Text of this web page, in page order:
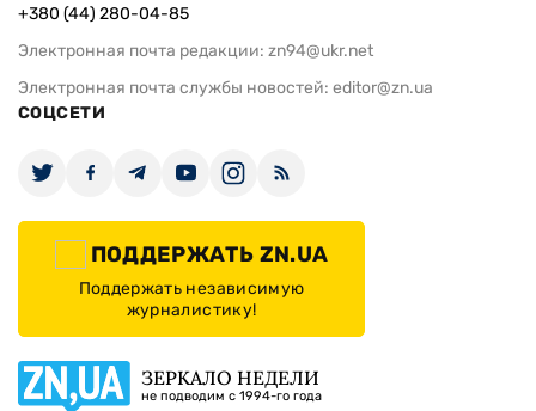
+380 (44) 280-04-85
Электронная почта редакции: zn94@ukr.net
Электронная почта службы новостей: editor@zn.ua
СОЦСЕТИ
ПОДДЕРЖАТЬ ZN.UA
Поддержать независимую
журналистику!
ЗЕРКАЛО НЕДЕЛИ
не подводим с 1994-го года